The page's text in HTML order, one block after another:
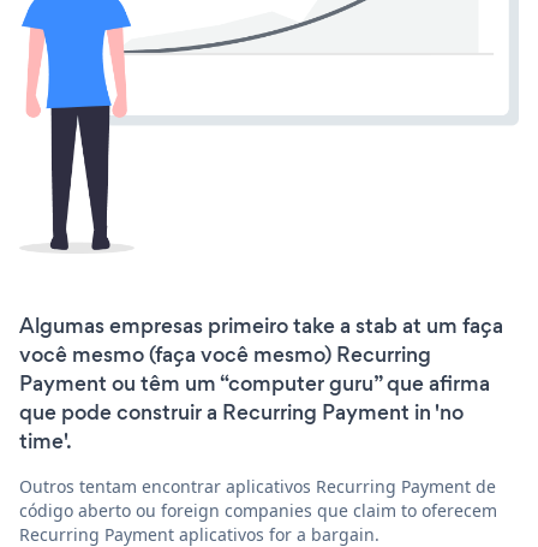
Algumas empresas primeiro take a stab at um faça
você mesmo (faça você mesmo) Recurring
Payment ou têm um “computer guru” que afirma
que pode construir a Recurring Payment in 'no
time'.
Outros tentam encontrar aplicativos Recurring Payment de
código aberto ou foreign companies que claim to oferecem
Recurring Payment aplicativos for a bargain.